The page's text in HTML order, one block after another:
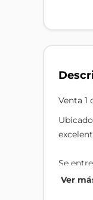
Venta
Se
Ver